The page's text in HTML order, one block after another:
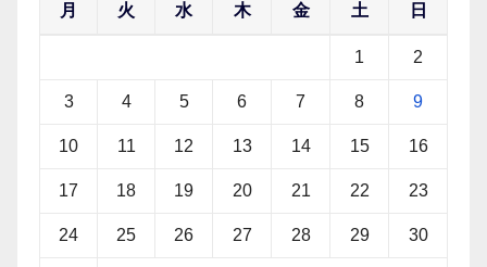
月 火 水 木 金 土 日
1 2
3 4 5 6 7 8 9
10 11 12 13 14 15 16
17 18 19 20 21 22 23
24 25 26 27 28 29 30